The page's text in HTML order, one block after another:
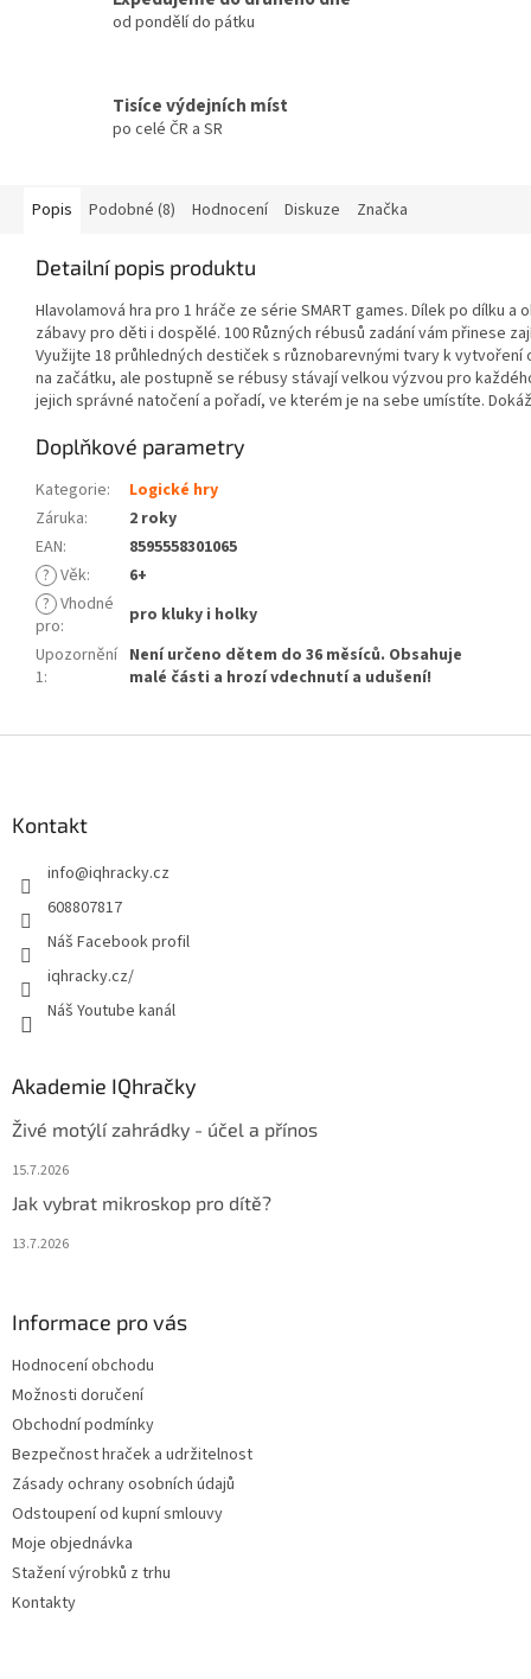
od pondělí do pátku
Tisíce výdejních míst
po celé ČR a SR
Popis Podobné (8) Hodnocení Diskuze Značka
Detailní popis produktu
Hlavolamová hra pro 1 hráče ze série SMART games. Dílek po dílku
zábavy pro děti i dospělé. 100 Různých rébusů zadání vám přinese
Využijte 18 průhledných destiček s různobarevnými tvary k vytvoření
na začátku, ale postupně se rébusy stávají velkou výzvou pro
jejich správné natočení a pořadí, ve kterém je na sebe umístíte.
Doplňkové parametry
Kategorie:
Logické hry
Záruka:
2 roky
EAN:
8595558301065
? Věk:
6+
? Vhodné
pro:
pro kluky i holky
Upozornění
1:
Není určeno dětem do 36 měsíců. Obsahuje
malé části a hrozí vdechnutí a udušení!
Kontakt
info@iqhracky.cz
608807817
Náš Facebook profil
iqhracky.cz/
Náš Youtube kanál
Akademie IQhračky
Živé motýlí zahrádky - účel a přínos
15.7.2026
Jak vybrat mikroskop pro dítě?
13.7.2026
Informace pro vás
Hodnocení obchodu
Možnosti doručení
Obchodní podmínky
Bezpečnost hraček a udržitelnost
Zásady ochrany osobních údajů
Odstoupení od kupní smlouvy
Moje objednávka
Stažení výrobků z trhu
Kontakty